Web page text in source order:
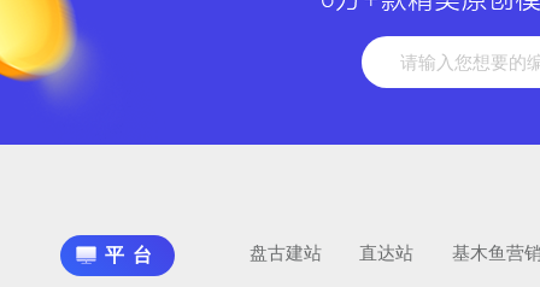
平台 盘古建站 直达站 基木鱼营